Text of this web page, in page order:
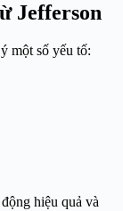
Jefferson
một số yếu tố:
hiệu quả và